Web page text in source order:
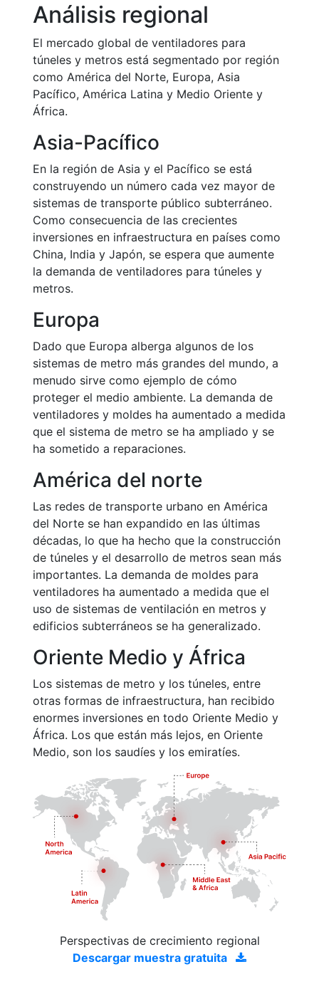
Análisis regional
El mercado global de ventiladores para
túneles y metros está segmentado por región
como América del Norte, Europa, Asia
Pacífico, América Latina y Medio Oriente y
África.
Asia-Pacífico
En la región de Asia y el Pacífico se está
construyendo un número cada vez mayor de
sistemas de transporte público subterráneo.
Como consecuencia de las crecientes
inversiones en infraestructura en países como
China, India y Japón, se espera que aumente
la demanda de ventiladores para túneles y
metros.
Europa
Dado que Europa alberga algunos de los
sistemas de metro más grandes del mundo, a
menudo sirve como ejemplo de cómo
proteger el medio ambiente. La demanda de
ventiladores y moldes ha aumentado a medida
que el sistema de metro se ha ampliado y se
ha sometido a reparaciones.
América del norte
Las redes de transporte urbano en América
del Norte se han expandido en las últimas
décadas, lo que ha hecho que la construcción
de túneles y el desarrollo de metros sean más
importantes. La demanda de moldes para
ventiladores ha aumentado a medida que el
uso de sistemas de ventilación en metros y
edificios subterráneos se ha generalizado.
Oriente Medio y África
Los sistemas de metro y los túneles, entre
otras formas de infraestructura, han recibido
enormes inversiones en todo Oriente Medio y
África. Los que están más lejos, en Oriente
Medio, son los saudíes y los emiratíes.
Perspectivas de crecimiento regional
Descargar muestra gratuita